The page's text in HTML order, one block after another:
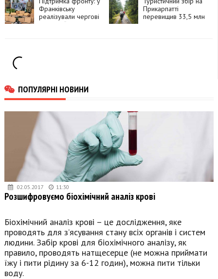
Франківську
реалізували чергові
проєкти “Бюджету
Прикарпатті
перевищив 33,5 млн
ПОПУЛЯРНІ НОВИНИ
02.05.2017 11:30
Розшифровуємо біохімічний аналіз крові
Біохімічний аналіз крові – це дослідження, яке
проводять для з’ясування стану всіх органів і систем
людини. Забір крові для біохімічного аналізу, як
правило, проводять натщесерце (не можна приймати
їжу і пити рідину за 6-12 годин), можна пити тільки
воду.